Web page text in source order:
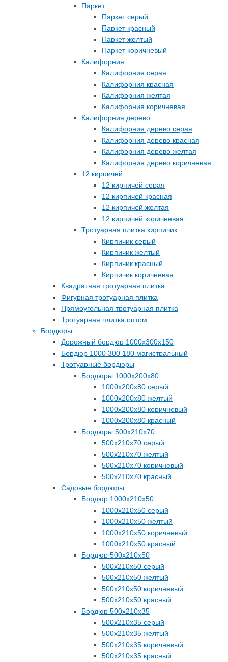
Паркет
Паркет серый
Паркет красный
Паркет желтый
Паркет коричневый
Калифорния
Калифорния серая
Калифорния красная
Калифорния желтая
Калифорния коричневая
Калифорния дерево
Калифорния дерево серая
Калифорния дерево красная
Калифорния дерево желтая
Калифорния дерево коричневая
12 кирпичей
12 кирпичей серая
12 кирпичей красная
12 кирпичей желтая
12 кирпичей коричневая
Тротуарная плитка кирпичик
Кирпичик серый
Кирпичик желтый
Кирпичик красный
Кирпичик коричневая
Квадратная тротуарная плитка
Фигурная тротуарная плитка
Прямоугольная тротуарная плитка
Тротуарная плитка оптом
Бордюры
Дорожный бордюр 1000х300х150
Бордюр 1000 300 180 магистральный
Тротуарные бордюры
Бордюры 1000х200х80
1000х200х80 серый
1000х200х80 желтый
1000х200х80 коричневый
1000х200х80 красный
Бордюры 500х210х70
500х210х70 серый
500х210х70 желтый
500х210х70 коричневый
500х210х70 красный
Садовые бордюры
Бордюр 1000х210х50
1000х210х50 серый
1000х210х50 желтый
1000х210х50 коричневый
1000х210х50 красный
Бордюр 500х210х50
500х210х50 серый
500х210х50 желтый
500х210х50 коричневый
500х210х50 красный
Бордюр 500х210х35
500х210х35 серый
500х210х35 желтый
500х210х35 коричневый
500х210х35 красный